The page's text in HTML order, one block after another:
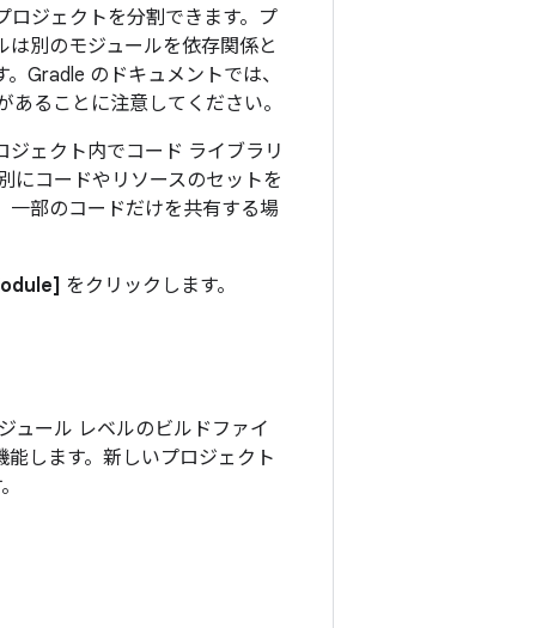
ロジェクトを分割できます。プ
別のモジュールを依存関係と
Gradle のドキュメントでは、
ることに注意してください。
ェクト内でコード ライブラリ
にコードやリソースのセットを
一部のコードだけを共有する場
をクリックします。
ュール レベルのビルドファイ
します。新しいプロジェクト